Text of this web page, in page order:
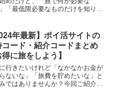
「最低限必要なものだけを知りた
を一人旅してきたMisatoの「世界一
分かったこと、...
年最新】ポイ活サイトの
コード・紹介コードまとめ
得に旅をしよう】
行きたいけれど「なかなかお金が
ないな」「旅費を貯めたいな」と
ではありませんか？今回ご紹介す